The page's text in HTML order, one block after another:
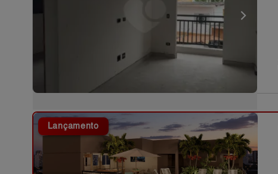
Lançamento